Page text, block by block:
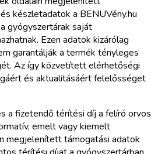
készletadatok a BENUVény.hu
gyógyszertárak saját
Ezen adatok kizárólag
garantálják a termék tényleges
Az így közvetített elérhetőségi
és aktualitásáért felelősséget
a fizetendő térítési díj a felíró orvos
emelt vagy kiemelt
megjelenített támogatási adatok